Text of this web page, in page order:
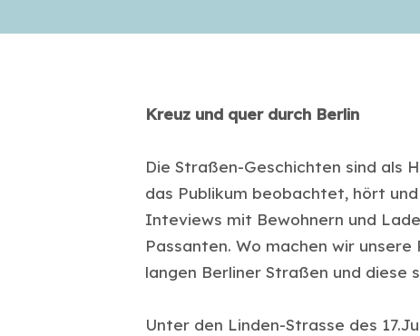
Kreuz und quer durch Berlin
Die Straßen-Geschichten sind als
das Publikum beobachtet, hört
Inteviews mit Bewohnern und
Passanten. Wo machen wir
langen Berliner Straßen und diese
Unter den Linden-Strasse des